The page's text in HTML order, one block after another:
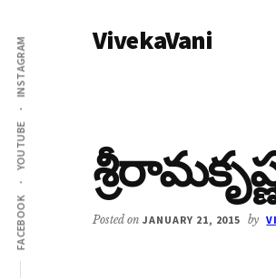
main
content
primary
sidebar
Additional
menu
FACEBOOK
YOUTUBE
INSTAGRAM VivekaVani
Posted on JANUARY 21, 2015 by